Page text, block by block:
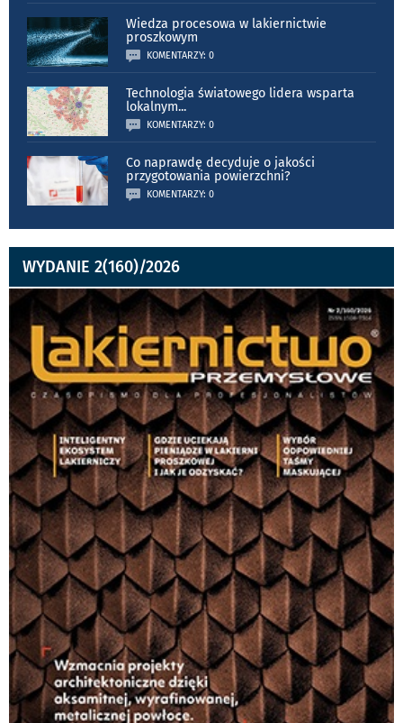
Wiedza procesowa w lakiernictwie
proszkowym
KOMENTARZY: 0
Technologia światowego lidera wsparta
lokalnym...
KOMENTARZY: 0
Co naprawdę decyduje o jakości
przygotowania powierzchni?
KOMENTARZY: 0
WYDANIE 2(160)/2026